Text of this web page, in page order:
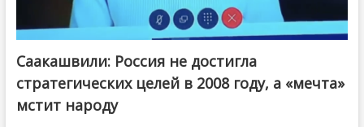
Саакашвили: Россия не достигла
стратегических целей в 2008 году, а «мечта»
мстит народу